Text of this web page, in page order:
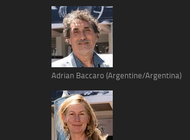
Adrian Baccaro (Argentine/Argentina)